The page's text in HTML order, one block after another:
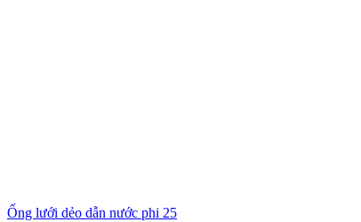
Ống lưới dẻo dẫn nước phi 25